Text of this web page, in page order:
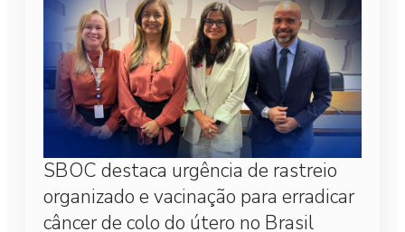
SBOC destaca urgência de rastreio
organizado e vacinação para erradicar
câncer de colo do útero no Brasil